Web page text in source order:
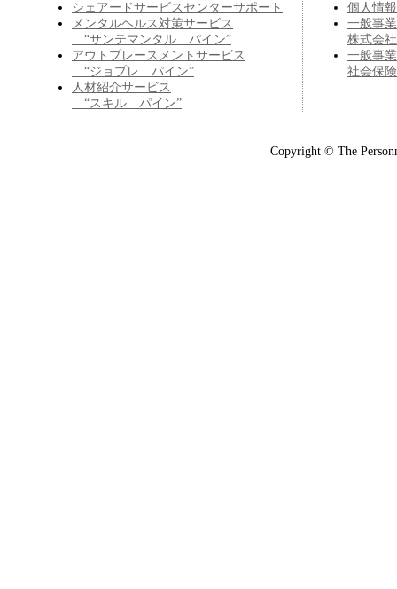
シェアードサービスセンターサポート
メンタルヘルス対策サービス
“サンテマンタル パイン”
アウトプレースメントサービス
“ジョプレ パイン”
人材紹介サービス
“スキル パイン”
個人情
一般事
株式会
一般事
社会保
Copyright © The